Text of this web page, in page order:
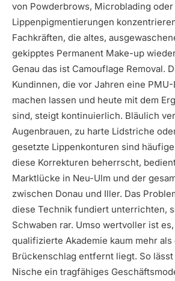
von Powderbrows, Microblading oder
Lippenpigmentierungen
Fachkräften, die altes,
gekipptes Permanent Make-up
Genau das ist Camouflage Removal.
Kundinnen, die vor Jahren eine
machen lassen und heute mit dem
sind, steigt kontinuierlich. Bläulich
Augenbrauen, zu harte Lidstriche
gesetzte Lippenkonturen sind
diese Korrekturen beherrscht,
Marktlücke in Neu-Ulm und der
zwischen Donau und Iller. Das
diese Technik fundiert unterrichten,
Schwaben rar. Umso wertvoller ist
qualifizierte Akademie kaum mehr als
Brückenschlag entfernt liegt. So
Nische ein tragfähiges